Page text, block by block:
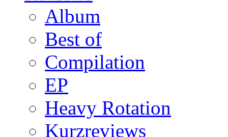
Album
Best of
Compilation
EP
Heavy Rotation
Kurzreviews